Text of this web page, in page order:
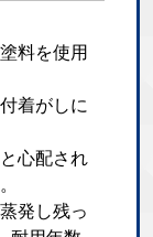
料を使用
着がしに
心配され
発し残っ